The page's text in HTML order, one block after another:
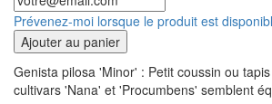
Prévenez-moi lorsque le produit est
Ajouter au panier
Genista pilosa 'Minor' : Petit coussin ou
cultivars 'Nana' et 'Procumbens' semblent